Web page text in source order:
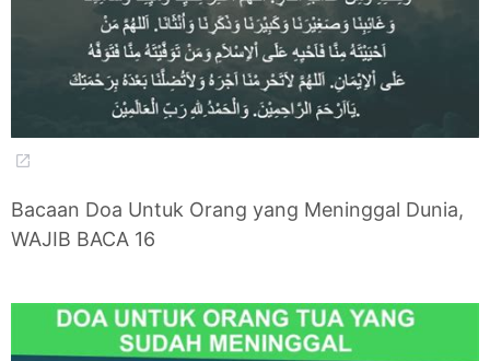
Bacaan Doa Untuk Orang yang Meninggal Dunia,
WAJIB BACA 16